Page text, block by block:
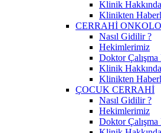
Klinik Hakkında
Klinikten
CERRAHİ
Nasıl Gidilir ?
Hekimlerimiz
Doktor
Klinik Hakkında
Klinikten
ÇOCUK CERRAHİ
Nasıl Gidilir ?
Hekimlerimiz
Doktor